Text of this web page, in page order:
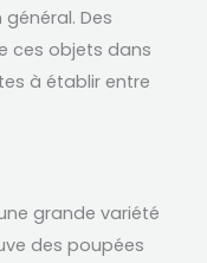
général. Des
ces objets dans
à établir entre
grande variété
des poupées